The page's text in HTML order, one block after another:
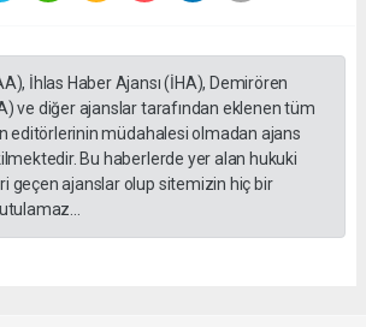
İhlas Haber Ajansı (İHA), Demirören
ve diğer ajanslar tarafından eklenen tüm
editörlerinin müdahalesi olmadan ajans
Bu haberlerde yer alan hukuki
geçen ajanslar olup sitemizin hiç bir